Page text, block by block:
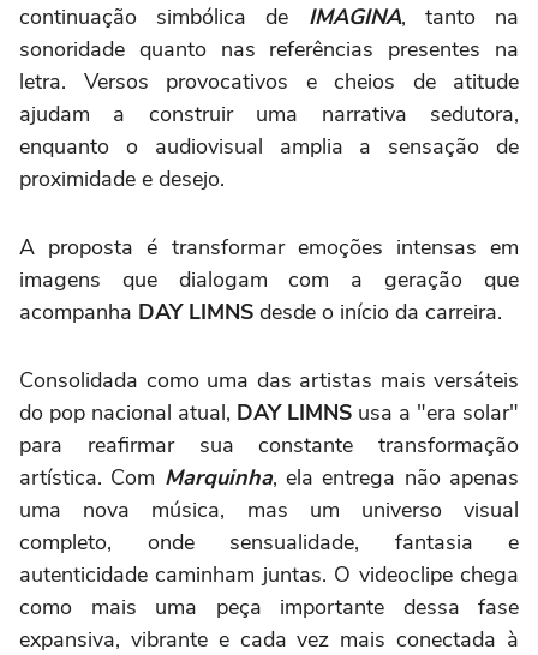
continuação simbólica de IMAGINA, tanto na
sonoridade quanto nas referências presentes na
letra. Versos provocativos e cheios de atitude
ajudam a construir uma narrativa sedutora,
enquanto o audiovisual amplia a sensação de
proximidade e desejo.
A proposta é transformar emoções intensas em
imagens que dialogam com a geração que
acompanha DAY LIMNS desde o início da carreira.
Consolidada como uma das artistas mais versáteis
do pop nacional atual, DAY LIMNS usa a "era solar"
para reafirmar sua constante transformação
artística. Com Marquinha, ela entrega não apenas
uma nova música, mas um universo visual
completo, onde sensualidade, fantasia e
autenticidade caminham juntas. O videoclipe chega
como mais uma peça importante dessa fase
expansiva, vibrante e cada vez mais conectada à